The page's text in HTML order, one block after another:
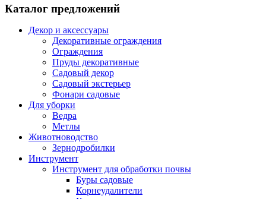
Каталог предложений
Декор и аксессуары
Декоративные ограждения
Ограждения
Пруды декоративные
Садовый декор
Садовый экстерьер
Фонари садовые
Для уборки
Ведра
Метлы
Животноводство
Зернодробилки
Инструмент
Инструмент для обработки почвы
Буры садовые
Корнеудалители